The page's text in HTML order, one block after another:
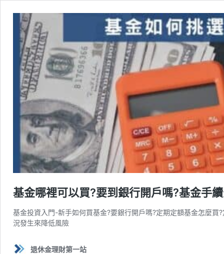
基金哪裡可以買?要到銀行開戶嗎?基金手
基金投資入門-新手如何買基金?要銀行開戶嗎?定期定額基金怎麼
況發生來降低風險
退休金理財第一站